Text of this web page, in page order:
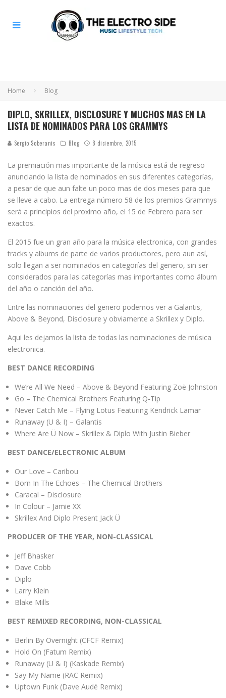
Home Blog
DIPLO, SKRILLEX, DISCLOSURE Y MUCHOS MAS EN LA
LISTA DE NOMINADOS PARA LOS GRAMMYS
Sergio Soberanis Blog 8 diciembre, 2015
La premiación mas importante de la música está de regreso
anunciando la lista de nominados en sus diferentes categorías,
a pesar de que aun falte un poco mas de dos meses para que
se lleve a cabo. La entrega número 58 de los premios Grammys
será a principios del proximo año, el 15 de Febrero para ser
exactos.
El 2015 fue un gran año para la música electronica, con grandes
tracks y albums de parte de varios productores, pero aun así,
solo llegan a ser nominados en categorías del genero, sin ser
considerados para las categorías mas importantes como álbum
del año o canción del año.
Entre las nominaciones del genero podemos ver a Galantis,
Above & Beyond, Disclosure y obviamente a Skrillex y Diplo.
Aqui les dejamos la lista de todas las nominaciones de música
electronica.
BEST DANCE RECORDING
We’re All We Need – Above & Beyond Featuring Zoë Johnston
Go – The Chemical Brothers Featuring Q-Tip
Never Catch Me – Flying Lotus Featuring Kendrick Lamar
Runaway (U & I) – Galantis
Where Are Ü Now – Skrillex & Diplo With Justin Bieber
BEST DANCE/ELECTRONIC ALBUM
Our Love – Caribou
Born In The Echoes – The Chemical Brothers
Caracal – Disclosure
In Colour – Jamie XX
Skrillex And Diplo Present Jack Ü
PRODUCER OF THE YEAR, NON-CLASSICAL
Jeff Bhasker
Dave Cobb
Diplo
Larry Klein
Blake Mills
BEST REMIXED RECORDING, NON-CLASSICAL
Berlin By Overnight (CFCF Remix)
Hold On (Fatum Remix)
Runaway (U & I) (Kaskade Remix)
Say My Name (RAC Remix)
Uptown Funk (Dave Audé Remix)